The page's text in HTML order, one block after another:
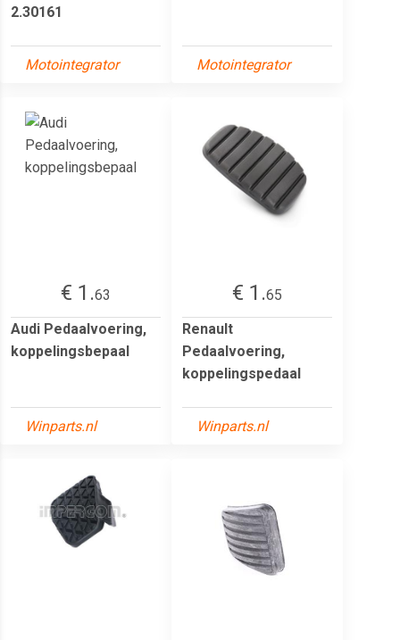
2.30161
Motointegrator Motointegrator
€ 1.63
Audi Pedaalvoering,
koppelingsbepaal
Winparts.nl
€ 1.65
Renault
Pedaalvoering,
koppelingspedaal
Winparts.nl